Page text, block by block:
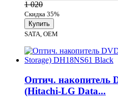
1 020
Скидка 35%
SATA, OEM
Оптич. накопитель
(Hitachi-LG Data...